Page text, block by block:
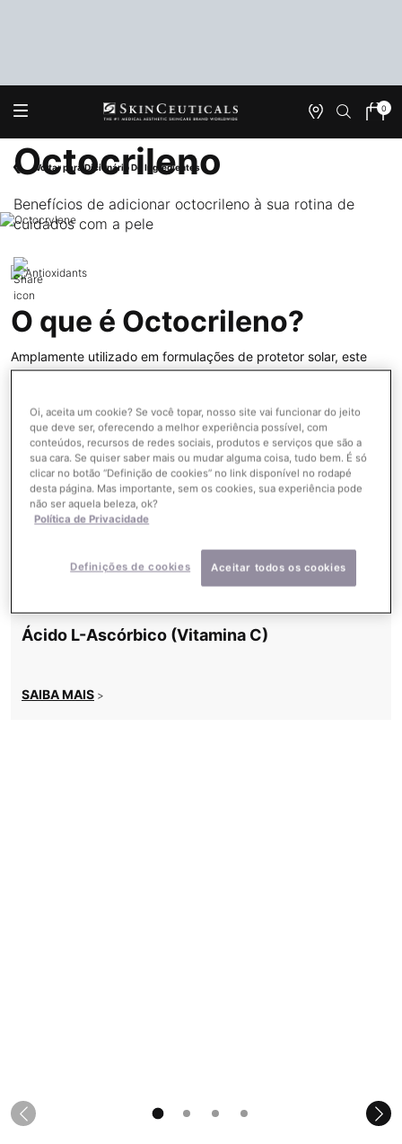
Onde
Meu
0
0
Main content
Voltar para Dicionário De Ingredientes
Octocrileno
Benefícios de adicionar octocrileno à sua rotina de
cuidados com a pele
O que é Octocrileno?
Amplamente utilizado em formulações de protetor solar, este
composto orgânico oferece proteção UV eficaz ao absorver os
ser usado como aditivo para ajudar a preservar a natureza de
ingredientes fotossensíveis.
Artigos Relacionados
Ácido L-Ascórbico (Vitamina C)
SAIBA MAIS >
Oi, aceita um cookie? Se você topar, nosso site vai funcionar do jeito
que deve ser, oferecendo a melhor experiência possível, com
conteúdos, recursos de redes sociais, produtos e serviços que são a
sua cara. Se quiser saber mais ou mudar alguma coisa, tudo bem. É só
clicar no botão “Definição de cookies” no link disponível no rodapé
desta página. Mas importante, sem os cookies, sua experiência pode
não ser aquela beleza, ok?
Política de Privacidade
Definições de cookies Aceitar todos os cookies